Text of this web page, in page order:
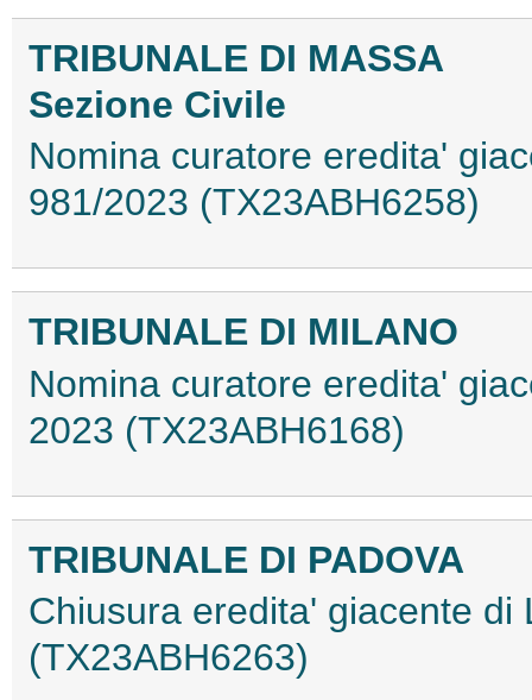
TRIBUNALE DI MASSA
Sezione Civile
Nomina curatore eredita'
981/2023 (TX23ABH6258)
TRIBUNALE DI MILANO
Nomina curatore eredita'
2023 (TX23ABH6168)
TRIBUNALE DI PADOVA
Chiusura eredita' giacente
(TX23ABH6263)